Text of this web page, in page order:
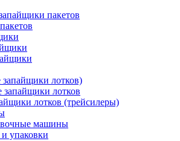
пакетов
лотков)
запайщики лотков
лотков (трейсилеры)
машины
упаковки